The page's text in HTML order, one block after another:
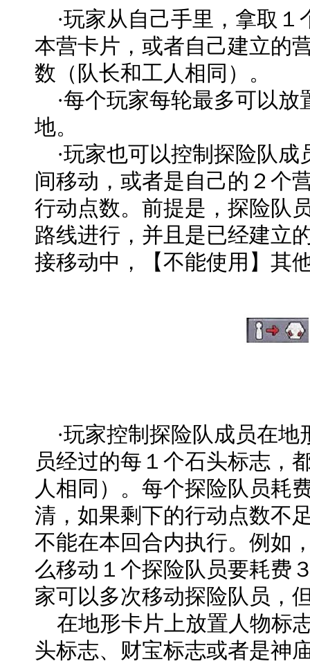
·玩家从自己手里，拿取１
本营卡片，或者自己建立的
数（队长和工人相同）。
·每个玩家每轮最多可以放
地。
·玩家也可以控制探险队成
间移动，或者是自己的２个
行动点数。前提是，探险队
路线进行，并且是已经建立
接移动中，【不能使用】其
·玩家控制探险队成员在地
员经过的每１个石头标志，
人相同）。每个探险队员耗
清，如果剩下的行动点数不
不能在本回合内执行。例如
么移动１个探险队员要耗费
家可以多次移动探险队员，
在地形卡片上放置人物标
头标志、财宝标志或者是神